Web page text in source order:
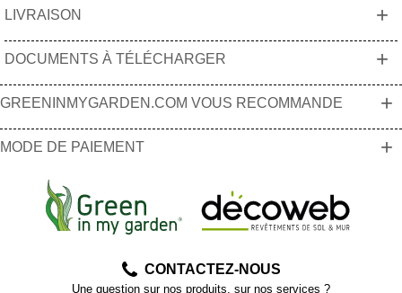
LIVRAISON +
DOCUMENTS À TÉLÉCHARGER +
GREENINMYGARDEN.COM VOUS RECOMMANDE +
MODE DE PAIEMENT +
CONTACTEZ-NOUS
Une question sur nos produits, sur nos services ?